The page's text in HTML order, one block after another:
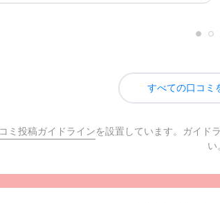
すべての口コミ
ミ投稿ガイドラインを設置しています。ガイド
い。